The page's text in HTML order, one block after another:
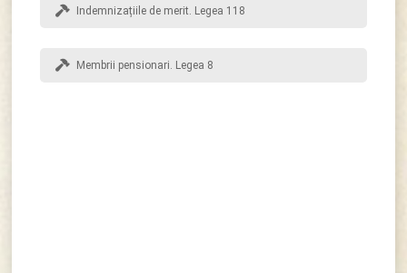
Indemnizațiile de merit. Legea 118
Membrii pensionari. Legea 8